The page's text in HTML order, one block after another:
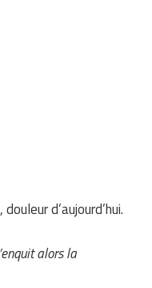
d’aujourd’hui.
alors la